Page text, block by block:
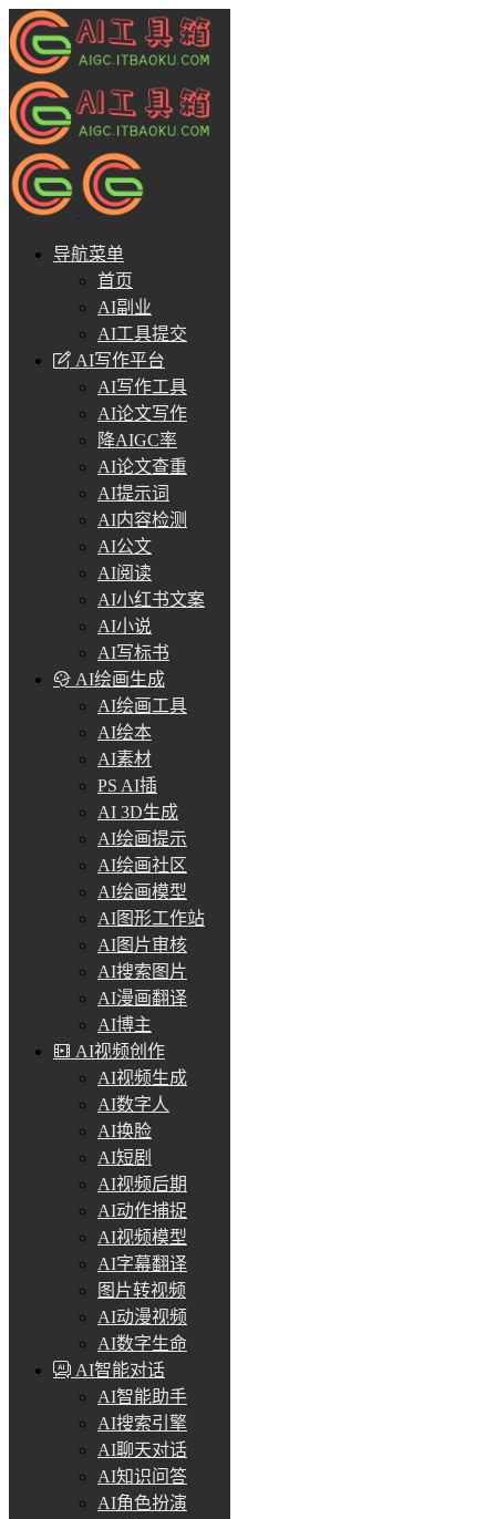
导航菜单
首页
AI副业
AI工具提交
AI写作平台
AI写作工具
AI论文写作
降AIGC率
AI论文查重
AI提示词
AI内容检测
AI公文
AI阅读
AI小红书文案
AI小说
AI写标书
AI绘画生成
AI绘画工具
AI绘本
AI素材
PS AI插
AI 3D生成
AI绘画提示
AI绘画社区
AI绘画模型
AI图形工作站
AI图片审核
AI搜索图片
AI漫画翻译
AI博主
AI视频创作
AI视频生成
AI数字人
AI换脸
AI短剧
AI视频后期
AI动作捕捉
AI视频模型
AI字幕翻译
图片转视频
AI动漫视频
AI数字生命
AI智能对话
AI智能助手
AI搜索引擎
AI聊天对话
AI知识问答
AI角色扮演